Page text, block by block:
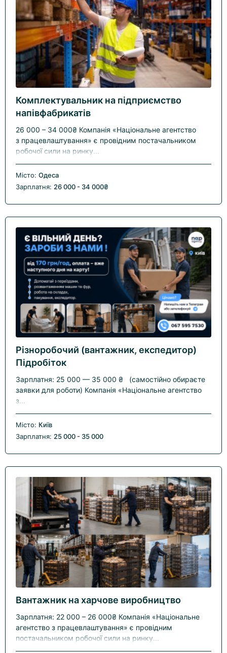
Комплектувальник на підприємство
напівфабрикатів
26 000 – 34 000₴ Компанія «Національне агентство
з працевлаштування» є провідним постачальником
робочої сили на ринку...
Місто: Одеса
Зарплатня: 26 000 - 34 000₴
Різноробочий (вантажник, експедитор)
Підробіток
Зарплатня: 25 000 — 35 000 ₴ (самостійно обираєте
заявки для роботи) Компанія «Національне агентство
з...
Місто: Київ
Зарплатня: 25 000 - 35 000
Вантажник на харчове виробництво
Зарплатня: 22 000 – 26 000₴ Компанія «Національне
агентство з працевлаштування» є провідним
постачальником робочої сили на ринку...